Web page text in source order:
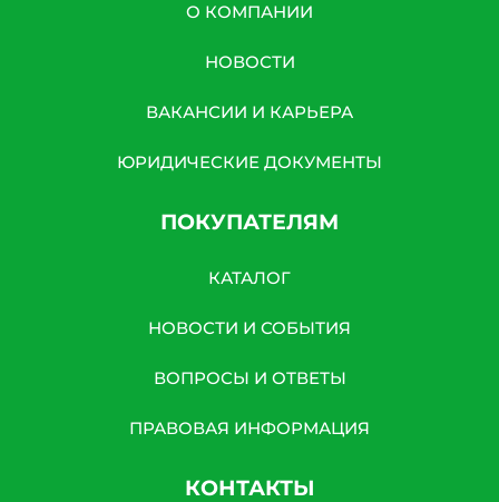
О КОМПАНИИ
НОВОСТИ
ВАКАНСИИ И КАРЬЕРА
ЮРИДИЧЕСКИЕ ДОКУМЕНТЫ
ПОКУПАТЕЛЯМ
КАТАЛОГ
НОВОСТИ И СОБЫТИЯ
ВОПРОСЫ И ОТВЕТЫ
ПРАВОВАЯ ИНФОРМАЦИЯ
КОНТАКТЫ